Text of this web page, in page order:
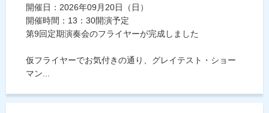
開催日：2026年09月20日（日）
開催時間：13：30開演予定
第9回定期演奏会のフライヤーが完成しました
仮フライヤーでお気付きの通り、グレイテスト・ショー
マン...